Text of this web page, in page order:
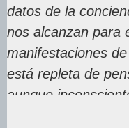
datos de la
nos alcanzan para
manifestaciones
está repleta de
aunque